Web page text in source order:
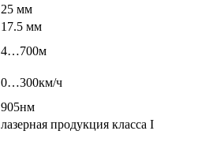
25 мм
17.5 мм
4…700м
0…300км/ч
905нм
лазерная продукция класса I